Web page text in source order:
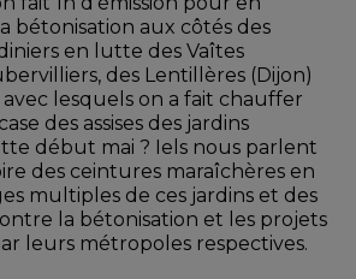
bétonisation aux côtés des
en lutte des Vaîtes
des Lentillères (Dijon)
lesquels on a fait chauffer
des assises des jardins
début mai ? Iels nous parlent
des ceintures maraîchères en
multiples de ces jardins et des
la bétonisation et les projets
leurs métropoles respectives.